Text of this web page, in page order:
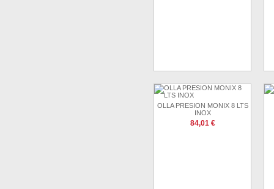
OLLA PRESION MONIX 8 LTS
INOX
84,01 €